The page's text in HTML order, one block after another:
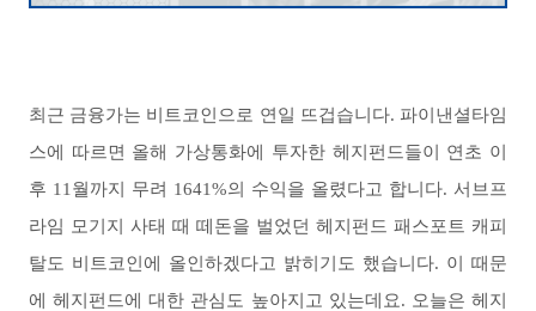
최근 금융가는 비트코인으로 연일 뜨겁습니다. 파이낸셜타임
스에 따르면 올해 가상통화에 투자한 헤지펀드들이 연초 이
후 11월까지 무려 1641%의 수익을 올렸다고 합니다. 서브프
라임 모기지 사태 때 떼돈을 벌었던 헤지펀드 패스포트 캐피
탈도 비트코인에 올인하겠다고 밝히기도 했습니다. 이 때문
에 헤지펀드에 대한 관심도 높아지고 있는데요. 오늘은 헤지